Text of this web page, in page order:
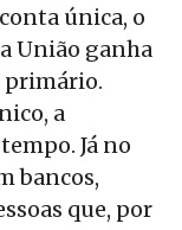
única, o
União ganha
primário.
a
Já no
bancos,
que, por